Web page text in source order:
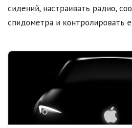
сидений, настраивать радио,
спидометра и контролировать